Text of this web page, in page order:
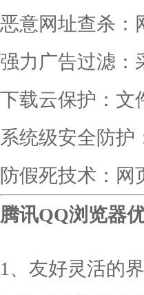
恶意网址查杀：
强力广告过滤：
下载云保护：文
系统级安全防护
防假死技术：网
腾讯QQ浏览器
1、友好灵活的界